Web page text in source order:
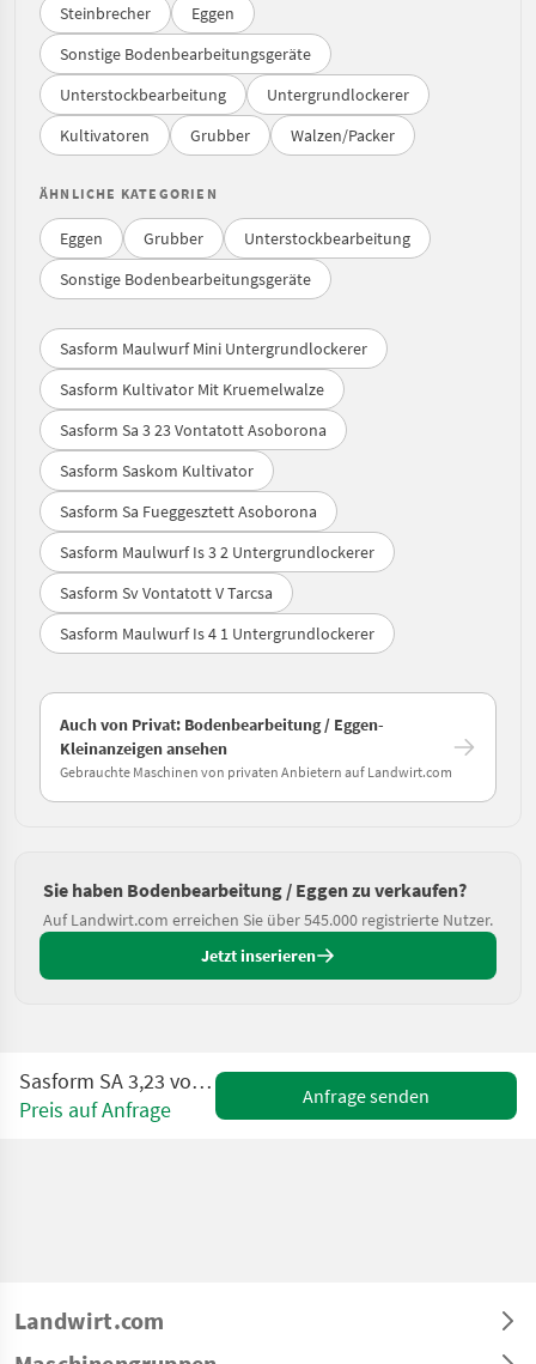
Steinbrecher
Eggen
Sonstige Bodenbearbeitungsgeräte
Unterstockbearbeitung
Untergrundlockerer
Kultivatoren
Grubber Walzen/Packer
ÄHNLICHE KATEGORIEN
Eggen Grubber
Unterstockbearbeitung
Sonstige Bodenbearbeitungsgeräte
Sasform Maulwurf Mini Untergrundlockerer
Sasform Kultivator Mit Kruemelwalze
Sasform Sa 3 23 Vontatott Asoborona
Sasform Saskom Kultivator
Sasform Sa Fueggesztett Asoborona
Sasform Maulwurf Is 3 2 Untergrundlockerer
Sasform Sv Vontatott V Tarcsa
Sasform Maulwurf Is 4 1 Untergrundlockerer
Auch von Privat: Bodenbearbeitung / Eggen-
Kleinanzeigen ansehen
Gebrauchte Maschinen von privaten Anbietern auf Landwirt.com
Sie haben Bodenbearbeitung / Eggen zu verkaufen?
Auf Landwirt.com erreichen Sie über 545.000 registrierte Nutzer.
Jetzt inserieren
Sasform SA 3,23 vontatott ásóborona
Preis auf Anfrage
Anfrage senden
Landwirt.com